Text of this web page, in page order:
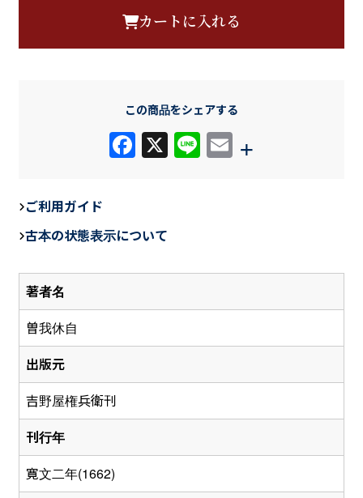
著者名
曽我休自
出版元
吉野屋権兵衛刊
刊行年
寛文二年(1662)
カートに入れる
この商品をシェアする
F
e
b
o
o
X Li E
+
ご利用ガイド
古本の状態表示について